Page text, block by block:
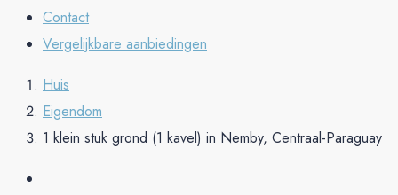
Contact
Vergelijkbare aanbiedingen
Huis
Eigendom
1 klein stuk grond (1 kavel) in Nemby, Centraal-Paraguay